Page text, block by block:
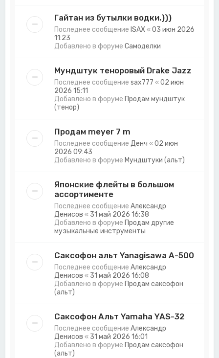
Гайтан из бутылки водки.)))
Последнее сообщение ISAX«03 июн 2026
11:23
Добавлено в форумеСамоделки
Мундштук теноровый Drake Jazz
Последнее сообщениеsax777 «02 июн
2026 15:11
Добавлено в форуме Продам мундштук
(тенор)
Продам meyer 7 m
Последнее сообщениеДенч «02 июн
2026 09:43
Добавлено в форуме Мундштуки (альт)
Японские флейты в большом
ассортименте
Последнее сообщениеАлександр
Денисов « 31 май 2026 16:38
Добавлено в форуме Продам другие
музыкальные инструменты
Саксофон альт Yanagisawa A-500
Последнее сообщениеАлександр
Денисов « 31 май 2026 16:08
Добавлено в форуме Продам саксофон
(альт)
Саксофон Альт Yamaha YAS-32
Последнее сообщениеАлександр
Денисов « 31 май 2026 16:01
Добавлено в форуме Продам саксофон
(альт)